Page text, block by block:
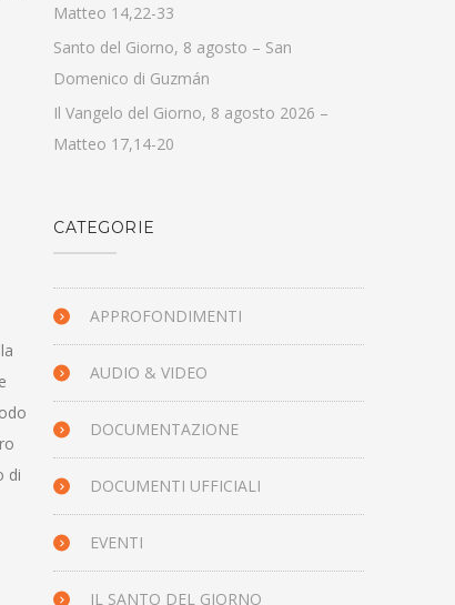
di
Matteo 14,22-33
Santo del Giorno, 8 agosto – San
Domenico di Guzmán
Il Vangelo del Giorno, 8 agosto 2026 –
Matteo 17,14-20
CATEGORIE
APPROFONDIMENTI
AUDIO & VIDEO
DOCUMENTAZIONE
DOCUMENTI UFFICIALI
EVENTI
IL SANTO DEL GIORNO